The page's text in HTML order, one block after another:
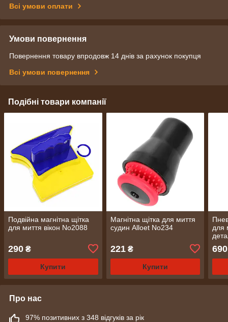
Всі умови оплати
Умови повернення
Повернення товару впродовж 14 днів за рахунок покупця
Всі умови повернення
Подібні товари компанії
Подвійна магнітна щітка
для миття вікон No2088
290 ₴
Купити
Магнітна щітка для миття
судин Alloet No234
221₴
Купити
для
см
690
Про нас
97% позитивних з 348 відгуків за рік